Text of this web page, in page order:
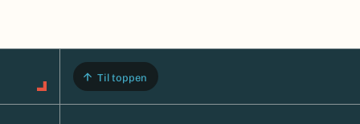
Til toppen